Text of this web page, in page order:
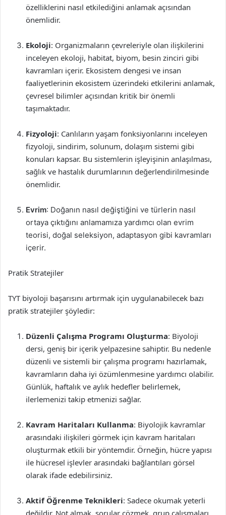
özelliklerini nasıl etkilediğini anlamak açısından
önemlidir.
Ekoloji: Organizmaların çevreleriyle olan ilişkilerini
inceleyen ekoloji, habitat, biyom, besin zinciri gibi
kavramları içerir. Ekosistem dengesi ve insan
faaliyetlerinin ekosistem üzerindeki etkilerini anlamak,
çevresel bilimler açısından kritik bir önemli
taşımaktadır.
Fizyoloji: Canlıların yaşam fonksiyonlarını inceleyen
fizyoloji, sindirim, solunum, dolaşım sistemi gibi
konuları kapsar. Bu sistemlerin işleyişinin anlaşılması,
sağlık ve hastalık durumlarının değerlendirilmesinde
önemlidir.
Evrim: Doğanın nasıl değiştiğini ve türlerin nasıl
ortaya çıktığını anlamamıza yardımcı olan evrim
teorisi, doğal seleksiyon, adaptasyon gibi kavramları
içerir.
Pratik Stratejiler
TYT biyoloji başarısını artırmak için uygulanabilecek bazı
pratik stratejiler şöyledir:
Düzenli Çalışma Programı Oluşturma: Biyoloji
dersi, geniş bir içerik yelpazesine sahiptir. Bu nedenle
düzenli ve sistemli bir çalışma programı hazırlamak,
kavramların daha iyi özümlenmesine yardımcı olabilir.
Günlük, haftalık ve aylık hedefler belirlemek,
ilerlemenizi takip etmenizi sağlar.
Kavram Haritaları Kullanma: Biyolojik kavramlar
arasındaki ilişkileri görmek için kavram haritaları
oluşturmak etkili bir yöntemdir. Örneğin, hücre yapısı
ile hücresel işlevler arasındaki bağlantıları görsel
olarak ifade edebilirsiniz.
Aktif Öğrenme Teknikleri: Sadece okumak yeterli
değildir. Not almak, sorular çözmek, grup çalışmaları